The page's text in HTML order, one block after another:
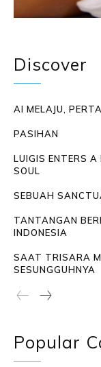
Discover
AI MELAJU,
PASIHAN
LUIGIS ENTERS
SOUL
SEBUAH
TANTANGAN
INDONESIA
SAAT TRISARA
SESUNGGUHNYA
Popular